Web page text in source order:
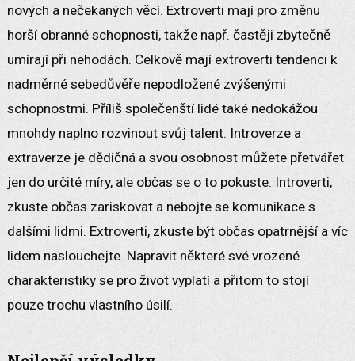
nových a nečekaných věcí. Extroverti mají pro změnu
horší obranné schopnosti, takže např. častěji zbytečně
umírají při nehodách. Celkově mají extroverti tendenci k
nadměrné sebedůvěře nepodložené zvýšenými
schopnostmi. Příliš společenští lidé také nedokážou
mnohdy naplno rozvinout svůj talent. Introverze a
extraverze je dědičná a svou osobnost můžete přetvářet
jen do určité míry, ale občas se o to pokuste. Introverti,
zkuste občas zariskovat a nebojte se komunikace s
dalšími lidmi. Extroverti, zkuste být občas opatrnější a víc
lidem naslouchejte. Napravit některé své vrozené
charakteristiky se pro život vyplatí a přitom to stojí
pouze trochu vlastního úsilí.